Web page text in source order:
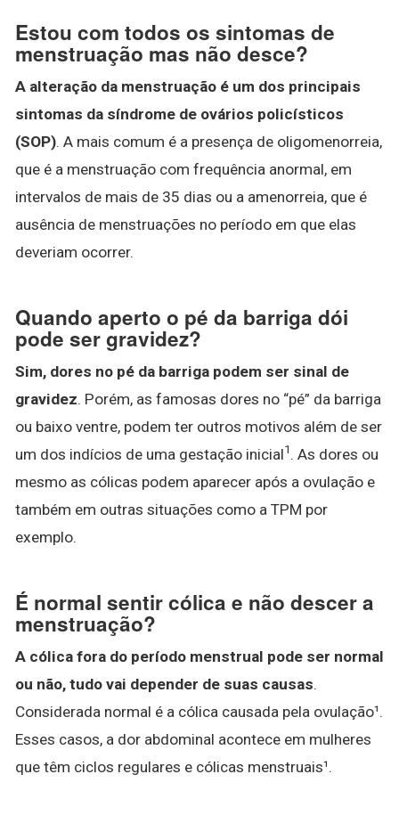
Estou com todos os sintomas de
menstruação mas não desce?
A alteração da menstruação é um dos principais
sintomas da síndrome de ovários policísticos
(SOP). A mais comum é a presença de oligomenorreia,
que é a menstruação com frequência anormal, em
intervalos de mais de 35 dias ou a amenorreia, que é
ausência de menstruações no período em que elas
deveriam ocorrer.
Quando aperto o pé da barriga dói
pode ser gravidez?
Sim, dores no pé da barriga podem ser sinal de
gravidez. Porém, as famosas dores no “pé” da barriga
ou baixo ventre, podem ter outros motivos além de ser
um dos indícios de uma gestação inicial1 . As dores ou
mesmo as cólicas podem aparecer após a ovulação e
também em outras situações como a TPM por
exemplo.
É normal sentir cólica e não descer a
menstruação?
A cólica fora do período menstrual pode ser normal
ou não, tudo vai depender de suas causas.
Considerada normal é a cólica causada pela ovulação¹.
Esses casos, a dor abdominal acontece em mulheres
que têm ciclos regulares e cólicas menstruais¹.